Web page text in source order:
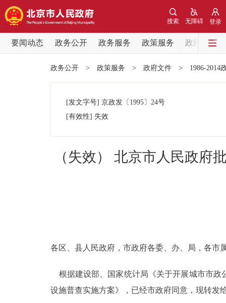
登录
无障碍
搜索
要闻动态 政务公开 政务服务 政策服务
政民互动
党中央精神
政务公开
决策公开
政务服务
政务公开 > 政策服务 > 政府文件 > 1986-2014
[发文字号] 京政发 〔1995〕 24号
[有效性] 失效
（失效） 北京市人民政府
各区、县人民政府，市政府各委、办、局，各市
根据建设部、国家统计局《关于开展城市市政
设施普查实施方案》，已经市政府同意，现转发